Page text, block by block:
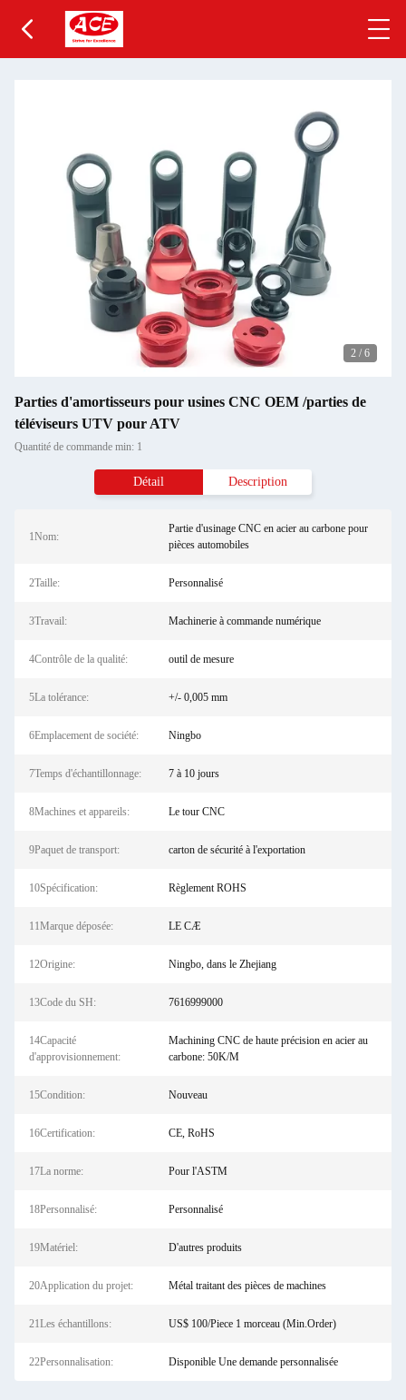
2 / 6
Parties d'amortisseurs pour usines CNC OEM /parties de
téléviseurs UTV pour ATV
Quantité de commande min: 1
Détail Description
1Nom:
Partie d'usinage CNC en acier au carbone pour
pièces automobiles
2Taille: Personnalisé
3Travail: Machinerie à commande numérique
4Contrôle de la qualité: outil de mesure
5La tolérance: +/- 0,005 mm
6Emplacement de société: Ningbo
7Temps d'échantillonnage: 7 à 10 jours
8Machines et appareils: Le tour CNC
9Paquet de transport: carton de sécurité à l'exportation
10Spécification: Règlement ROHS
11Marque déposée: LE CÆ
12Origine: Ningbo, dans le Zhejiang
13Code du SH: 7616999000
14Capacité
d'approvisionnement:
Machining CNC de haute précision en acier au
carbone: 50K/M
15Condition: Nouveau
16Certification: CE, RoHS
17La norme: Pour l'ASTM
18Personnalisé: Personnalisé
19Matériel: D'autres produits
20Application du projet: Métal traitant des pièces de machines
21Les échantillons: US$ 100/Piece 1 morceau (Min.Order)
22Personnalisation: Disponible Une demande personnalisée